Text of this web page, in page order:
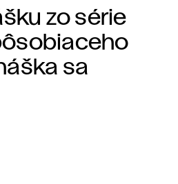
zo série
sa